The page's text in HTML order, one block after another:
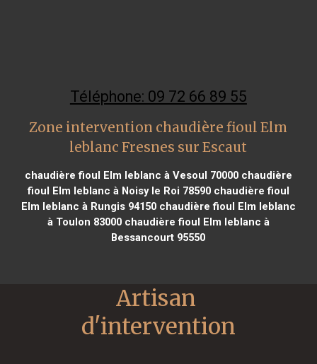
Téléphone: 09 72 66 89 55
Zone intervention chaudière fioul Elm
leblanc Fresnes sur Escaut
chaudière fioul Elm leblanc à Vesoul 70000chaudière
fioul Elm leblanc à Noisy le Roi 78590chaudière fioul
Elm leblanc à Rungis 94150chaudière fioul Elm leblanc
à Toulon 83000chaudière fioul Elm leblanc à
Bessancourt 95550
Artisan
d'intervention